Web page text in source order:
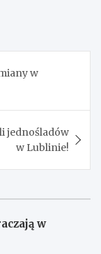
w
jednośladów
w Lublinie!
w